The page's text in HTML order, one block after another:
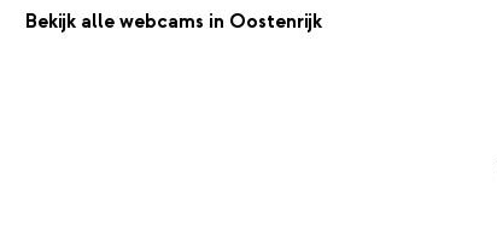
Bekijk alle webcams in Oostenrijk